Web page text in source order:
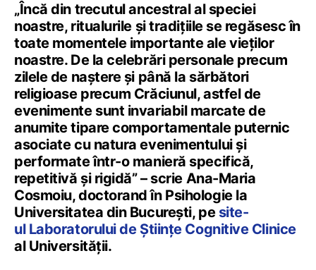
„Încă din trecutul ancestral al speciei
noastre, ritualurile și tradițiile se regăsesc în
toate momentele importante ale vieților
noastre. De la celebrări personale precum
zilele de naștere și până la sărbători
religioase precum Crăciunul, astfel de
evenimente sunt invariabil marcate de
anumite tipare comportamentale puternic
asociate cu natura evenimentului și
performate într-o manieră specifică,
repetitivă și rigidă” – scrie Ana-Maria
Cosmoiu, doctorand în Psihologie la
Universitatea din București, pe site-
ul Laboratorului de Științe Cognitive Clinice
al Universității.